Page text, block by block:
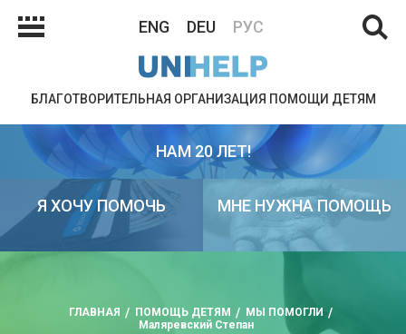
ENG DEU РУС
БЛАГОТВОРИТЕЛЬНАЯ ОРГАНИЗАЦИЯ ПОМОЩИ ДЕТЯМ
НАМ 20 ЛЕТ!
Я ХОЧУ ПОМОЧЬ МНЕ НУЖНА ПОМОЩЬ
ГЛАВНАЯ ПОМОЩЬ ДЕТЯМ
МЫ ПОМОГЛИ
Маляревский Степан